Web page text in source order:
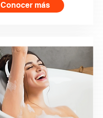
Conocer más